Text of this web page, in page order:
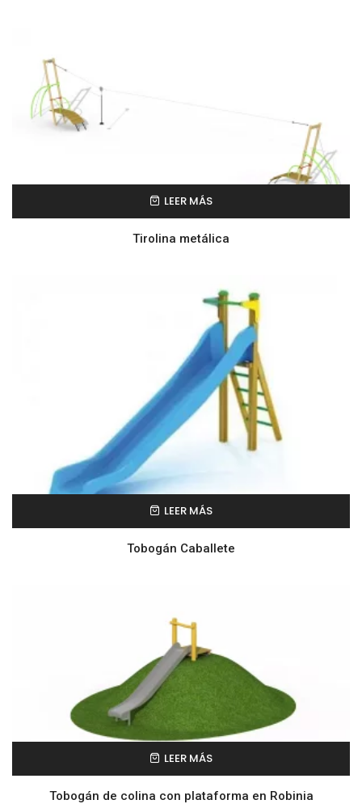
LEER MÁS
Tirolina metálica
LEER MÁS
Tobogán Caballete
LEER MÁS
Tobogán de colina con plataforma en Robinia